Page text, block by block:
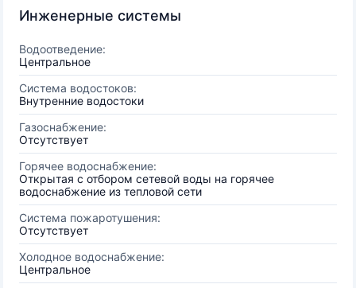
Инженерные системы
Водоотведение:
Центральное
Система водостоков:
Внутренние водостоки
Газоснабжение:
Отсутствует
Горячее водоснабжение:
Открытая с отбором сетевой воды на горячее
водоснабжение из тепловой сети
Система пожаротушения:
Отсутствует
Холодное водоснабжение:
Центральное